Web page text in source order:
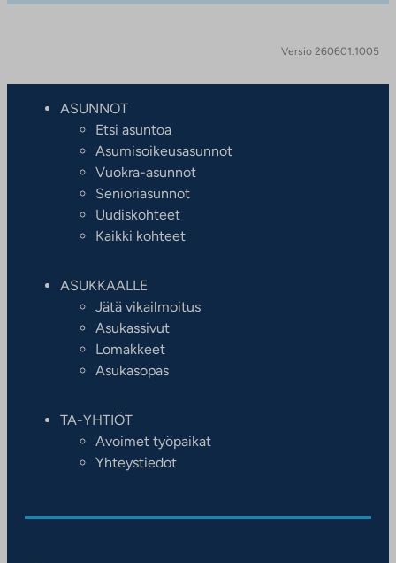
Versio 260601.1005
ASUNNOT
Etsi asuntoa
Asumisoikeusasunnot
Vuokra-asunnot
Senioriasunnot
Uudiskohteet
Kaikki kohteet
ASUKKAALLE
Jätä vikailmoitus
Asukassivut
Lomakkeet
Asukasopas
TA-YHTIÖT
Avoimet työpaikat
Yhteystiedot